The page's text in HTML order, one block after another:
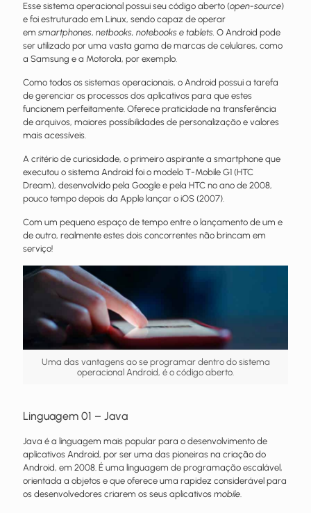
Esse sistema operacional possui seu código aberto (open-source)
e foi estruturado em Linux, sendo capaz de operar
em smartphones, netbooks, notebooks e tablets. O Android pode
ser utilizado por uma vasta gama de marcas de celulares, como
a Samsung e a Motorola, por exemplo.
Como todos os sistemas operacionais, o Android possui a tarefa
de gerenciar os processos dos aplicativos para que estes
funcionem perfeitamente. Oferece praticidade na transferência
de arquivos, maiores possibilidades de personalização e valores
mais acessíveis.
A critério de curiosidade, o primeiro aspirante a smartphone que
executou o sistema Android foi o modelo T-Mobile G1 (HTC
Dream), desenvolvido pela Google e pela HTC no ano de 2008,
pouco tempo depois da Apple lançar o iOS (2007).
Com um pequeno espaço de tempo entre o lançamento de um e
de outro, realmente estes dois concorrentes não brincam em
serviço!
Uma das vantagens ao se programar dentro do sistema
operacional Android, é o código aberto.
Linguagem 01 – Java
Java é a linguagem mais popular para o desenvolvimento de
aplicativos Android, por ser uma das pioneiras na criação do
Android, em 2008. É uma linguagem de programação escalável,
orientada a objetos e que oferece uma rapidez considerável para
os desenvolvedores criarem os seus aplicativos mobile